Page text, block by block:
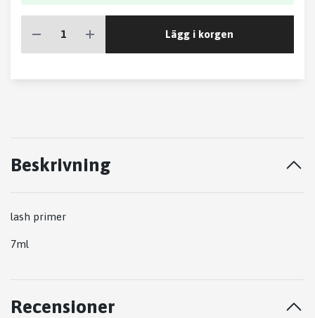
Lägg i korgen
Beskrivning
lash primer
7ml
Recensioner